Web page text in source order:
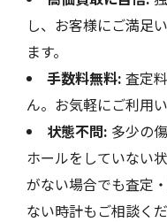
し、お客様にご満足
ます。
手数料無料: 査定
ん。お気軽にご利用い
状態不問: 多少の
ホールをしていない
がない場合でも査定
ない時計もご相談くだ